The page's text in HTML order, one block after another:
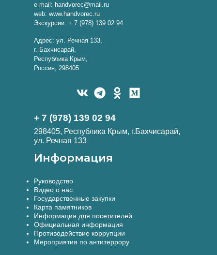
e-mail: handvorec@mail.ru
web: www.handvorec.ru
Экскурсии: + 7 (978) 139 02 94
Адрес: ул. Речная 133,
г. Бахчисарай,
Республика Крым,
Россия, 298405
+ 7 (978) 139 02 94
298405, Республика Крым, г.Бахчисарай,
ул. Речная 133
Информация
Руководство
Видео о нас
Государственные закупки
Карта памятников
Информация для посетителей
Официальная информация
Противодействие коррупции
Мероприятия по антитеррору